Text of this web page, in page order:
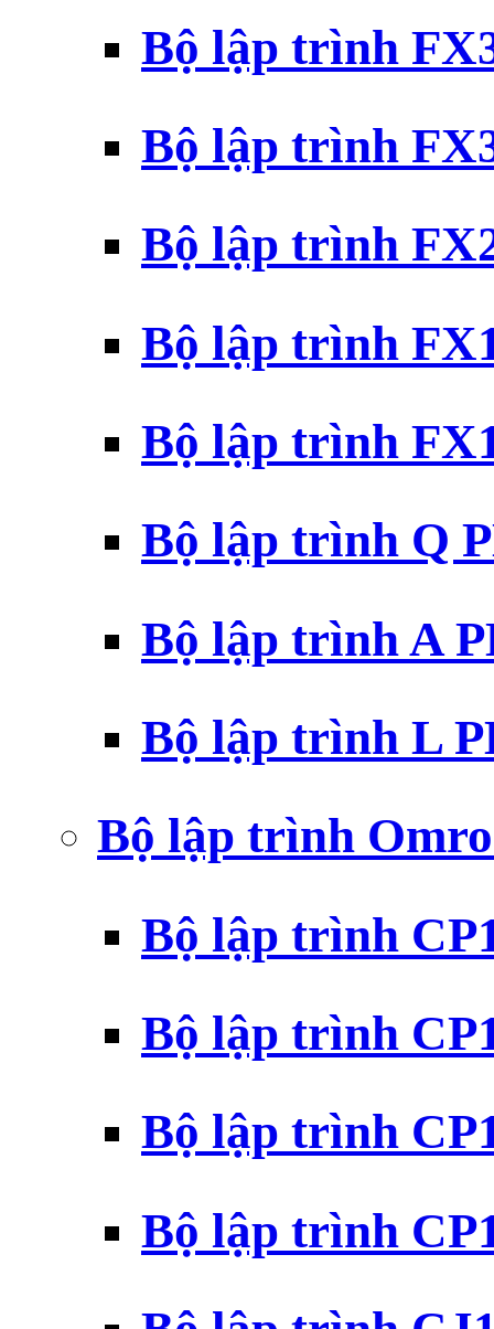
Bộ lập trình
Bộ lập trình
Bộ lập trình
Bộ lập trình
Bộ lập trình
Bộ lập trình Q
Bộ lập trình A
Bộ lập trình L
Bộ lập trình
Bộ lập trình
Bộ lập trình
Bộ lập trình
Bộ lập trình